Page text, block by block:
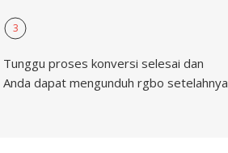
3
Tunggu proses konversi selesai dan
Anda dapat mengunduh rgbo setelahnya